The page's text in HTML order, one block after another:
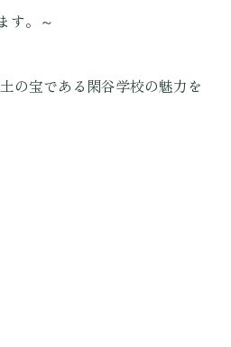
す。～
の宝である閑谷学校の魅力を